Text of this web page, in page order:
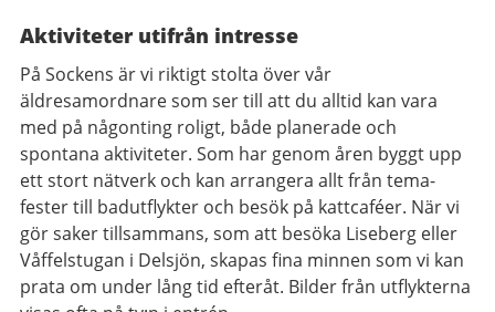
Aktiviteter utifrån intresse
På Sockens är vi riktigt stolta över vår
äldresamordnare som ser till att du alltid kan vara
med på någonting roligt, både planerade och
spontana aktiviteter. Som har genom åren byggt upp
ett stort nätverk och kan arrangera allt från tema-
fester till badutflykter och besök på kattcaféer. När vi
gör saker tillsammans, som att besöka Liseberg eller
Våffelstugan i Delsjön, skapas fina minnen som vi kan
prata om under lång tid efteråt. Bilder från utflykterna